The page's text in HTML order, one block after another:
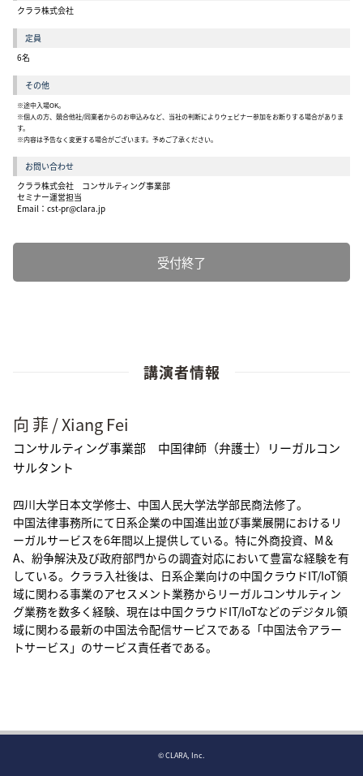
クララ株式会社
定員
6名
その他
※途中入場OK。
※個人の方、競合他社/同業者からのお申込みなど、当社の判断によりウェビナー参加をお断りする場合がありま
す。
※内容は予告なく変更する場合がございます。予めご了承ください。
お問い合わせ
クララ株式会社 コンサルティング事業部
セミナー運営担当
Email： cst-pr@clara.jp
受付終了
講演者情報
向 菲 / Xiang Fei
コンサルティング事業部 中国律師（弁護士）リーガルコン
サルタント
四川大学日本文学修士、中国人民大学法学部民商法修了。
中国法律事務所にて日系企業の中国進出並び事業展開におけるリ
ーガルサービスを6年間以上提供している。特に外商投資、M＆
A、紛争解決及び政府部門からの調査対応において豊富な経験を有
している。クララ入社後は、日系企業向けの中国クラウドIT/IoT領
域に関わる事業のアセスメント業務からリーガルコンサルティン
グ業務を数多く経験、現在は中国クラウドIT/IoTなどのデジタル領
域に関わる最新の中国法令配信サービスである「中国法令アラー
トサービス」のサービス責任者である。
© CLARA, Inc.